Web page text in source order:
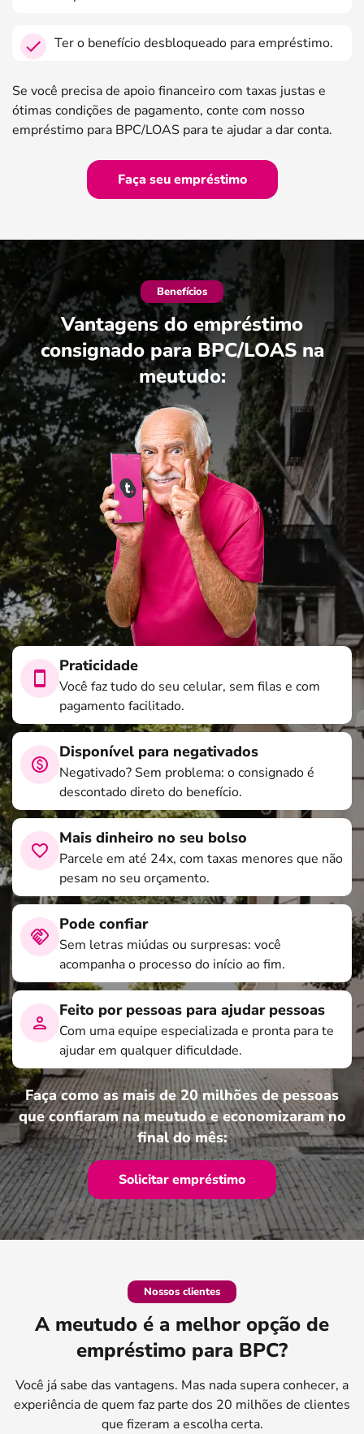
Ter o benefício desbloqueado para empréstimo.
Se você precisa de apoio financeiro com taxas justas e
ótimas condições de pagamento, conte com nosso
empréstimo para BPC/LOAS para te ajudar a dar conta.
Faça seu empréstimo
Benefícios
Vantagens do empréstimo
consignado para BPC/LOAS na
meutudo:
Praticidade
Você faz tudo do seu celular, sem filas e com
pagamento facilitado.
Disponível para negativados
Negativado? Sem problema: o consignado é
descontado direto do benefício.
Mais dinheiro no seu bolso
Parcele em até 24x, com taxas menores que não
pesam no seu orçamento.
Pode confiar
Sem letras miúdas ou surpresas: você
acompanha o processo do início ao fim.
Feito por pessoas para ajudar pessoas
Com uma equipe especializada e pronta para te
ajudar em qualquer dificuldade.
Faça como as mais de 20 milhões de pessoas
que confiaram na meutudo e economizaram no
final do mês:
Solicitar empréstimo
Nossos clientes
A meutudo é a melhor opção de
empréstimo para BPC?
Você já sabe das vantagens. Mas nada supera conhecer, a
experiência de quem faz parte dos 20 milhões de clientes
que fizeram a escolha certa.